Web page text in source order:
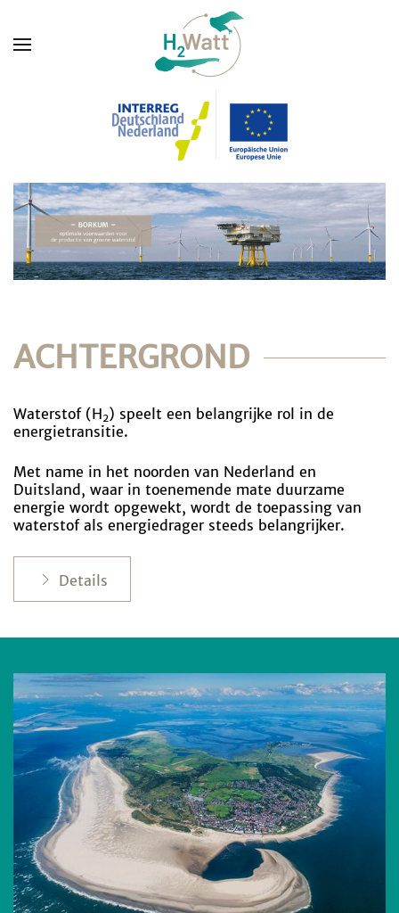
ACHTERGROND
Waterstof (H2) speelt een belangrijke rol in de
energietransitie.
Met name in het noorden van Nederland en
Duitsland, waar in toenemende mate duurzame
energie wordt opgewekt, wordt de toepassing van
waterstof als energiedrager steeds belangrijker.
Details